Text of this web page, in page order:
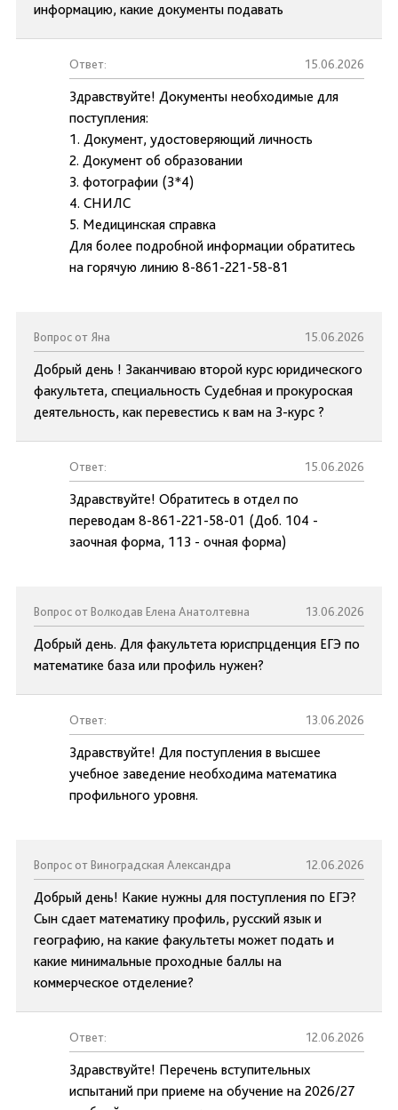
информацию, какие документы подавать
Ответ: 15.06.2026
Здравствуйте! Документы необходимые для
поступления:
1. Документ, удостоверяющий личность
2. Документ об образовании
3. фотографии (3*4)
4. СНИЛС
5. Медицинская справка
Для более подробной информации обратитесь
на горячую линию 8-861-221-58-81
Вопрос от Яна 15.06.2026
Добрый день ! Заканчиваю второй курс юридического
факультета, специальность Судебная и прокуроская
деятельность, как перевестись к вам на 3-курс ?
Ответ: 15.06.2026
Здравствуйте! Обратитесь в отдел по
переводам 8-861-221-58-01 (Доб. 104 -
заочная форма, 113 - очная форма)
Вопрос от Волкодав Елена Анатолтевна 13.06.2026
Добрый день. Для факультета юриспрцденция ЕГЭ по
математике база или профиль нужен?
Ответ: 13.06.2026
Здравствуйте! Для поступления в высшее
учебное заведение необходима математика
профильного уровня.
Вопрос от Виноградская Александра 12.06.2026
Добрый день! Какие нужны для поступления по ЕГЭ?
Сын сдает математику профиль, русский язык и
географию, на какие факультеты может подать и
какие минимальные проходные баллы на
коммерческое отделение?
Ответ: 12.06.2026
Здравствуйте! Перечень вступительных
испытаний при приеме на обучение на 2026/27